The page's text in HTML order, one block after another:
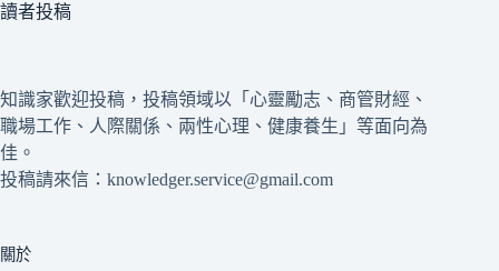
讀者投稿
知識家歡迎投稿，投稿領域以「心靈勵志、商管財經、
職場工作、人際關係、兩性心理、健康養生」等面向為
佳。
投稿請來信：knowledger.service@gmail.com
關於